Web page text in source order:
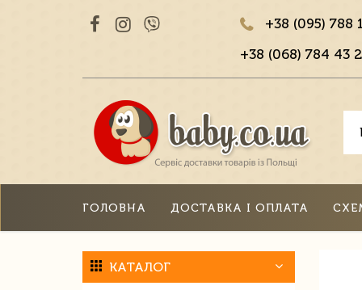
+38 (095) 788
+38 (068) 784 43
ГОЛОВНА ДОСТАВКА І ОПЛАТА
КАТАЛОГ